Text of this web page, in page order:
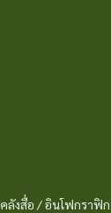
คลังสื่อ / อินโฟกราฟิก